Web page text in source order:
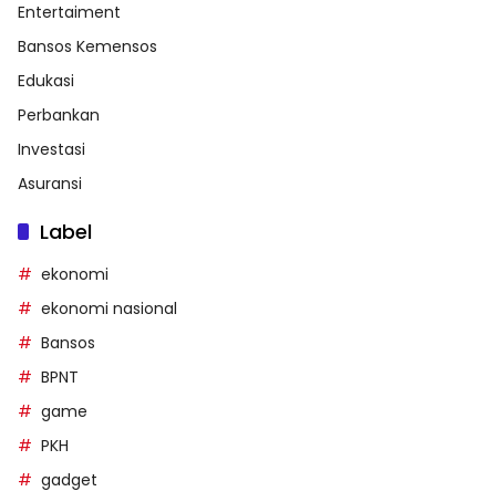
Entertaiment
Bansos Kemensos
Edukasi
Perbankan
Investasi
Asuransi
Label
ekonomi
ekonomi nasional
Bansos
BPNT
game
PKH
gadget